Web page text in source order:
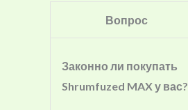
Вопрос
Законно ли покупать
Shrumfuzed MAX у вас?